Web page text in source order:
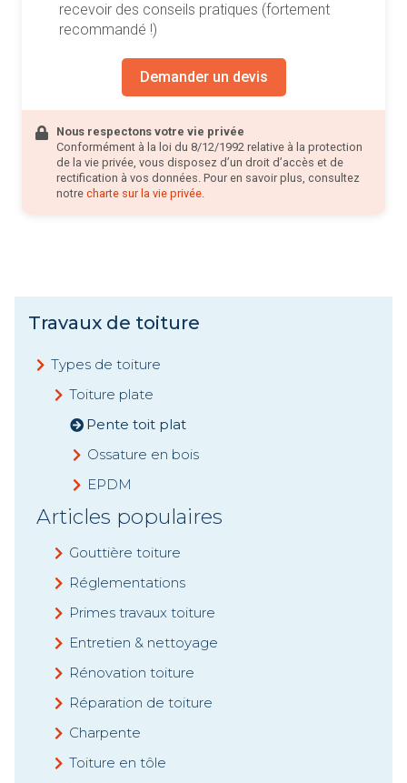
recevoir des conseils pratiques (fortement
recommandé !)
Demander un devis
Nous respectons votre vie privée
Conformément à la loi du 8/12/1992 relative à la protection
de la vie privée, vous disposez d’un droit d’accès et de
rectification à vos données. Pour en savoir plus, consultez
notre charte sur la vie privée.
Travaux de toiture
Types de toiture
Toiture plate
Pente toit plat
Ossature en bois
EPDM
Articles populaires
Gouttière toiture
Réglementations
Primes travaux toiture
Entretien & nettoyage
Rénovation toiture
Réparation de toiture
Charpente
Toiture en tôle